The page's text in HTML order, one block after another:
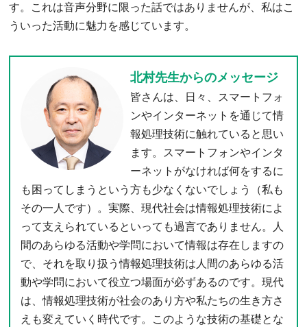
す。これは音声分野に限った話ではありませんが、私はこ
ういった活動に魅力を感じています。
北村先生からのメッセージ
皆さんは、日々、スマートフォ
ンやインターネットを通じて情
報処理技術に触れていると思い
ます。スマートフォンやインタ
ーネットがなければ何をするに
も困ってしまうという方も少なくないでしょう（私も
その一人です）。実際、現代社会は情報処理技術によ
って支えられているといっても過言でありません。人
間のあらゆる活動や学問において情報は存在しますの
で、それを取り扱う情報処理技術は人間のあらゆる活
動や学問において役立つ場面が必ずあるのです。現代
は、情報処理技術が社会のあり方や私たちの生き方さ
えも変えていく時代です。このような技術の基礎とな